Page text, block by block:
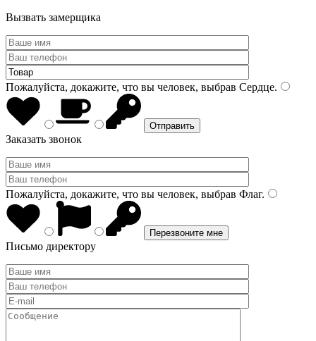
Вызвать замерщика
Пожалуйста, докажите, что вы человек, выбрав Сердце.
Заказать звонок
Пожалуйста, докажите, что вы человек, выбрав Флаг.
Письмо директору